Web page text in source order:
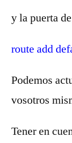
y la puerta
route add
Podemos
vosotros
Tener en